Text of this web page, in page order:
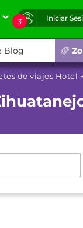
3 Iniciar
Blog
de viajes Hotel